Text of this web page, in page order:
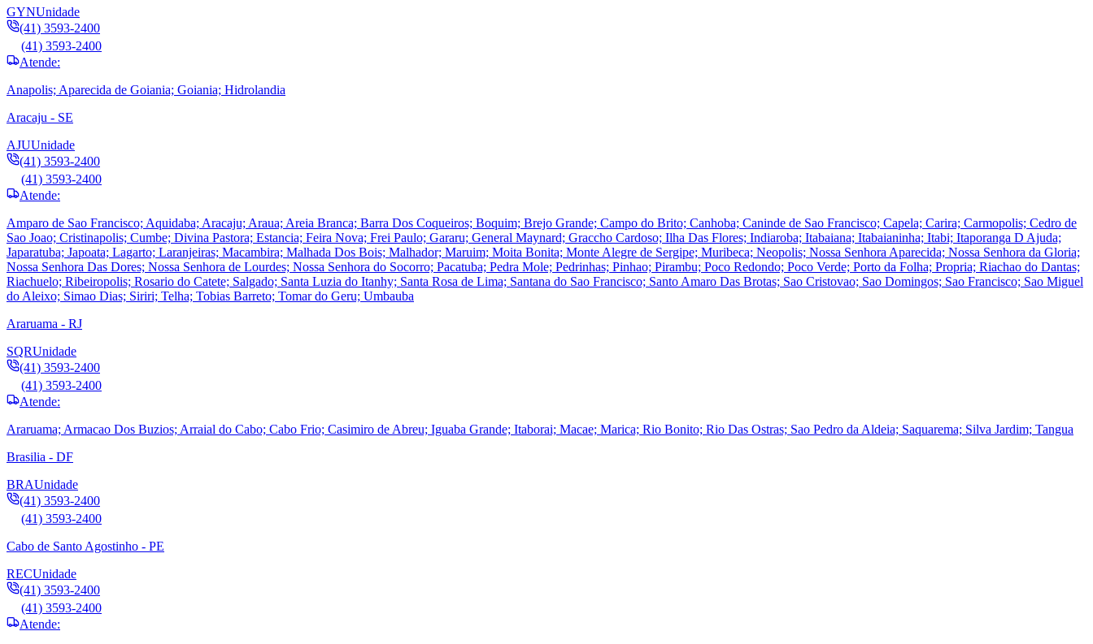
GYNUnidade
(41) 3593-2400
(41) 3593-2400
Atende:
Anapolis; Aparecida de Goiania; Goiania; Hidrolandia
Aracaju - SE
AJUUnidade
(41) 3593-2400
(41) 3593-2400
Atende:
Amparo de Sao Francisco; Aquidaba; Aracaju; Araua; Areia Branca; Barra Dos Coqueiros; Boquim; Brejo Grande; Campo do Brito; Canhoba; Caninde de Sao Francisco; Capela; Carira; Carmopolis; Cedro de
Sao Joao; Cristinapolis; Cumbe; Divina Pastora; Estancia; Feira Nova; Frei Paulo; Gararu; General Maynard; Graccho Cardoso; Ilha Das Flores; Indiaroba; Itabaiana; Itabaianinha; Itabi; Itaporanga D Ajuda;
Japaratuba; Japoata; Lagarto; Laranjeiras; Macambira; Malhada Dos Bois; Malhador; Maruim; Moita Bonita; Monte Alegre de Sergipe; Muribeca; Neopolis; Nossa Senhora Aparecida; Nossa Senhora da Gloria;
Nossa Senhora Das Dores; Nossa Senhora de Lourdes; Nossa Senhora do Socorro; Pacatuba; Pedra Mole; Pedrinhas; Pinhao; Pirambu; Poco Redondo; Poco Verde; Porto da Folha; Propria; Riachao do Dantas;
Riachuelo; Ribeiropolis; Rosario do Catete; Salgado; Santa Luzia do Itanhy; Santa Rosa de Lima; Santana do Sao Francisco; Santo Amaro Das Brotas; Sao Cristovao; Sao Domingos; Sao Francisco; Sao Miguel
do Aleixo; Simao Dias; Siriri; Telha; Tobias Barreto; Tomar do Geru; Umbauba
Araruama - RJ
SQRUnidade
(41) 3593-2400
(41) 3593-2400
Atende:
Araruama; Armacao Dos Buzios; Arraial do Cabo; Cabo Frio; Casimiro de Abreu; Iguaba Grande; Itaborai; Macae; Marica; Rio Bonito; Rio Das Ostras; Sao Pedro da Aldeia; Saquarema; Silva Jardim; Tangua
Brasilia - DF
BRAUnidade
(41) 3593-2400
(41) 3593-2400
Cabo de Santo Agostinho - PE
RECUnidade
(41) 3593-2400
(41) 3593-2400
Atende: